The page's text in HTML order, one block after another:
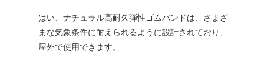
はい、ナチュラル高耐久弾性ゴムバンドは、さまざ
まな気象条件に耐えられるように設計されており、
屋外で使用できます。